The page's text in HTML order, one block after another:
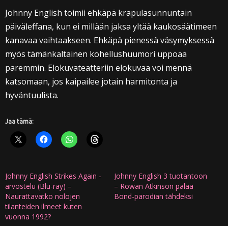
Johnny English toimii ehkäpä krapulasunnuntain
päiväleffana, kun ei millään jaksa yltää kaukosäätimeen
kanavaa vaihtaakseen. Ehkäpä pienessä väsymyksessä
myös tämänkaltainen kohellushuumori uppoaa
paremmin. Elokuvateatteriin elokuvaa voi mennä
katsomaan, jos kaipailee jotain harmitonta ja
hyväntuulista.
Jaa tämä:
Johnny English Strikes Again -
arvostelu (Blu-ray) –
Naurattavatko nolojen
tilanteiden ilmeet kuten
vuonna 1992?
Johnny English 3 tuotantoon
– Rowan Atkinson palaa
Bond-parodian tähdeksi